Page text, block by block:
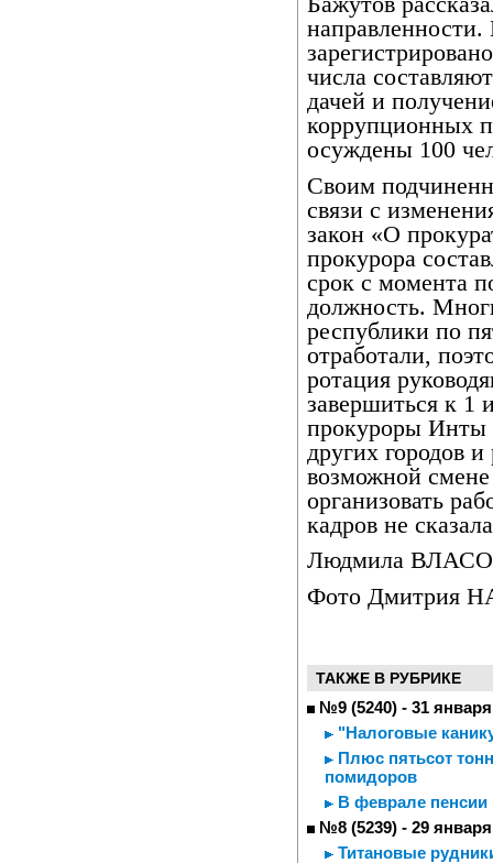
направленности.
числа
дачей и
коррупционных
осуждены 100
Своим
связи с
закон «О
прокурора
срок с момента
должность.
республики по
отработали,
ротация
завершиться к 1
прокуроры Инты
других городов
возможной
организовать
кадров не
Людмила
Фото Дмитрия
ТАКЖЕ В РУБРИКЕ
№9 (5240) - 31 января
"Налоговые
Плюс пятьсот
помидоров
В феврале пенсии
№8 (5239) - 29 января
Титановые